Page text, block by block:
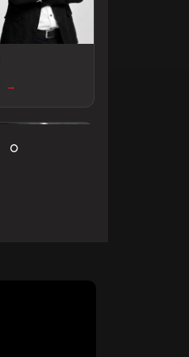
→